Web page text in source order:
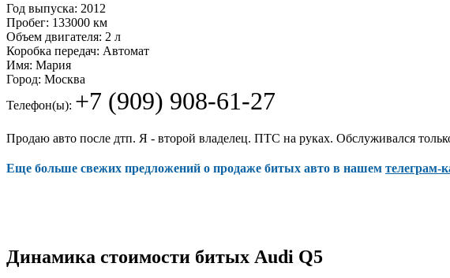
Год выпуска: 2012
Пробег: 133000 км
Объем двигателя: 2 л
Коробка передач: Автомат
Имя: Мария
Город: Москва
Телефон(ы): +7 (909) 908-61-27
Продаю авто после дтп. Я - второй владелец. ПТС на руках. Обслуживался
Еще больше свежих предложений о продаже битых авто в нашем телеграм-
Динамика стоимости битых Audi Q5